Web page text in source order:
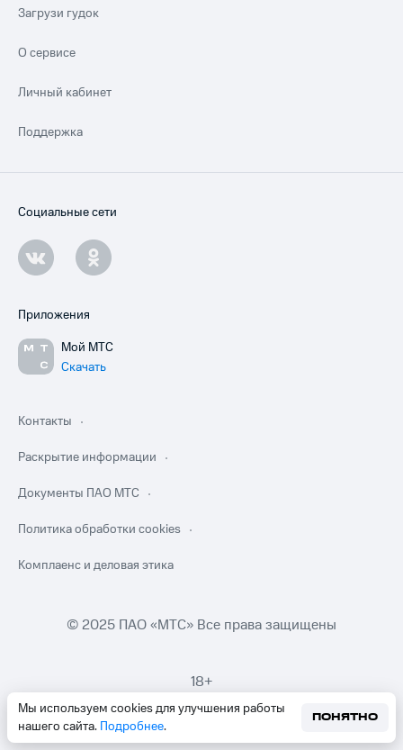
Мы используем cookies для улучшения работы
нашего сайта. Подробнее.
ПОНЯТНО
Загрузи гудок
О сервисе
Личный кабинет
Поддержка
Социальные сети
Приложения
Мой МТС
Скачать
Контакты
Раскрытие информации
Документы ПАО МТС
Политика обработки cookies
Комплаенс и деловая этика
© 2025 ПАО «МТС» Все права защищены
18+